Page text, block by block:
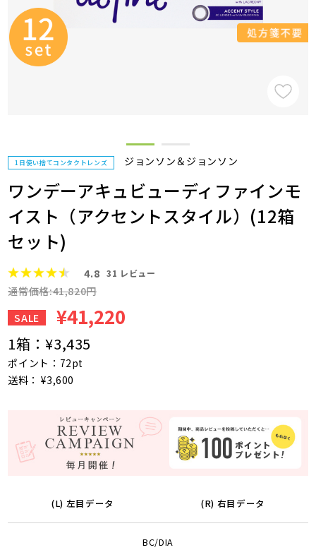
1日使い捨てコンタクトレンズ ジョンソン＆ジョンソン
ワンデーアキュビューディファインモ
イスト（アクセントスタイル）(12箱
セット)
4.8 31 レビュー
通常価格:41,820円
SALE
¥41,220
1箱：¥3,435
ポイント：72pt
送料： ¥3,600
(L) 左目データ (R) 右目データ
BC/DIA